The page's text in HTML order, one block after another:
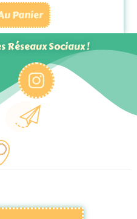
Panier
Réseaux Sociaux !